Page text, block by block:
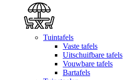
Tuintafels
Vaste tafels
Uitschuifbare tafels
Vouwbare tafels
Bartafels